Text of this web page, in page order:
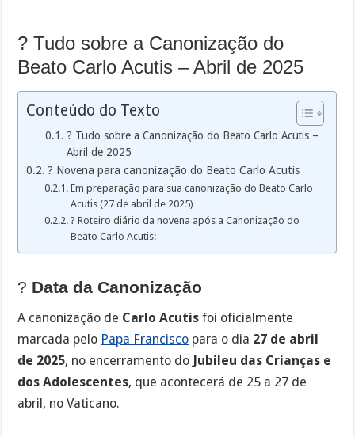
? Tudo sobre a Canonização do
Beato Carlo Acutis – Abril de 2025
Conteúdo do Texto
? Tudo sobre a Canonização do Beato Carlo Acutis –
Abril de 2025
? Novena para canonização do Beato Carlo Acutis
Em preparação para sua canonização do Beato Carlo
Acutis (27 de abril de 2025)
?️ Roteiro diário da novena após a Canonização do
Beato Carlo Acutis:
? Data da Canonização
A canonização de Carlo Acutis foi oficialmente
marcada pelo Papa Francisco para o dia 27 de abril
de 2025, no encerramento do Jubileu das Crianças e
dos Adolescentes, que acontecerá de 25 a 27 de
abril, no Vaticano.